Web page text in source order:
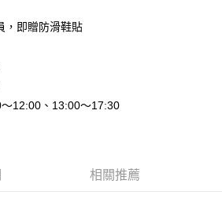
，即贈防滑鞋貼
12:00、13:00～17:30
相關推薦